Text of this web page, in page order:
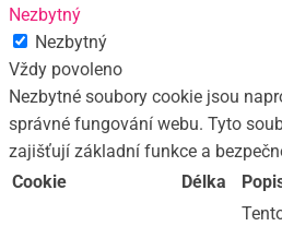
Nezbytný
Nezbytný
Vždy povoleno
Nezbytné soubory cookie jsou
správné fungování webu. Tyto
zajišťují základní funkce a
Cookie
Délka